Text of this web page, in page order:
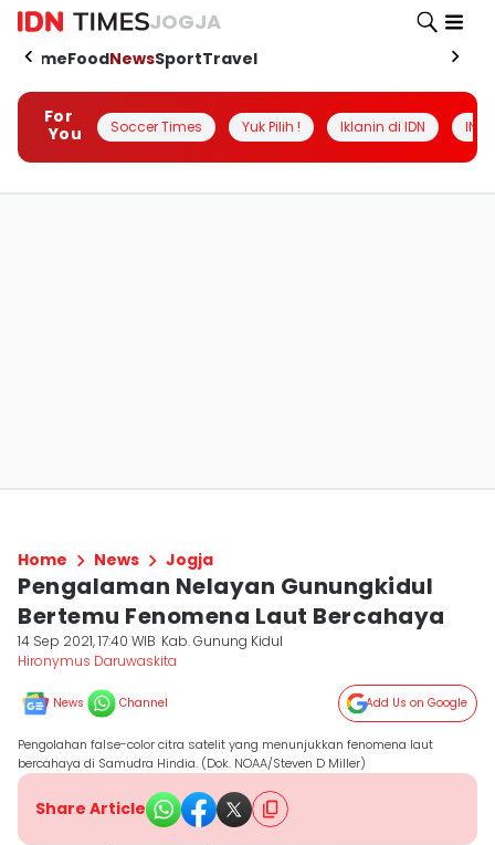
JOGJA
HomeFoodNewsSportTravel
For
You
Soccer Times Yuk Pilih ! Iklanin di IDN
Home News Jogja
Pengalaman Nelayan Gunungkidul
Bertemu Fenomena Laut Bercahaya
14 Sep 2021, 17:40 WIB Kab. Gunung Kidul
Hironymus Daruwaskita
News Channel Add Us on Google
Pengolahan false-color citra satelit yang menunjukkan fenomena laut
bercahaya di Samudra Hindia. (Dok. NOAA/Steven D Miller)
Share Article